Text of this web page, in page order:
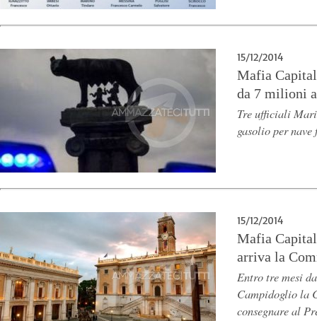
15/12/2014
Mafia
da 7 milioni
Tre ufficiali
gasolio per nave
15/12/2014
Mafia
arriva la
Entro tre mesi
Campidoglio la
consegnare al